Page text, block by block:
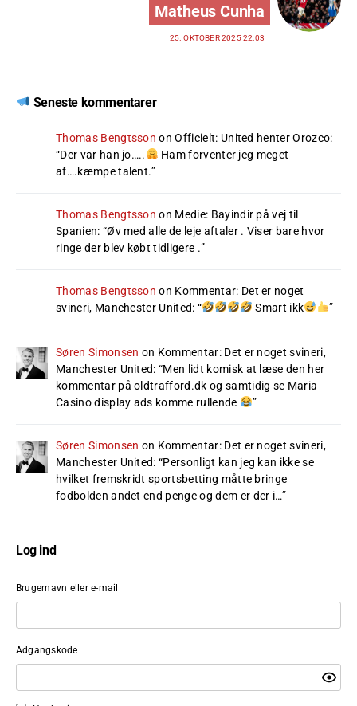
Matheus Cunha
25. OKTOBER 2025 22:03
Seneste kommentarer
Thomas Bengtsson onOfficielt: United henter Orozco:
“Der var han jo…..
Ham forventer jeg meget
af….kæmpe talent.”
Thomas Bengtsson on Medie: Bayindir på vej til
Spanien: “Øv med alle de leje aftaler . Viser bare hvor
ringe der blev købt tidligere .”
Thomas Bengtsson on Kommentar: Det er noget
svineri, Manchester United: “ Smart ikk ”
Søren Simonsen on Kommentar: Det er noget svineri,
Manchester United: “Men lidt komisk at læse den her
kommentar på oldtrafford.dk og samtidig se Maria
Casino display ads komme rullende
”
Søren Simonsen on Kommentar: Det er noget svineri,
Manchester United: “Personligt kan jeg kan ikke se
hvilket fremskridt sportsbetting måtte bringe
fodbolden andet end penge og dem er der i…”
Log ind
Brugernavn eller e-mail
Adgangskode